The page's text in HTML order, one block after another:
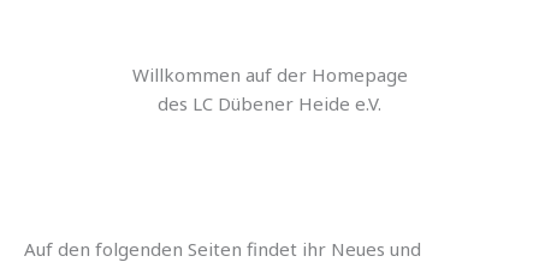
Willkommen auf der Homepage
des LC Dübener Heide e.V.
Auf den folgenden Seiten findet ihr Neues und